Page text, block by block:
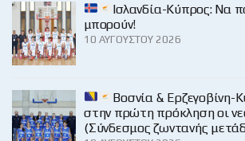
Ισλανδία-Κύπρος: Να
μπορούν!
10 ΑΥΓΟΎΣΤΟΥ 2026
Βοσνία & Ερζεγοβίνη-
στην πρώτη πρόκληση οι
(Σύνδεσμος ζωντανής